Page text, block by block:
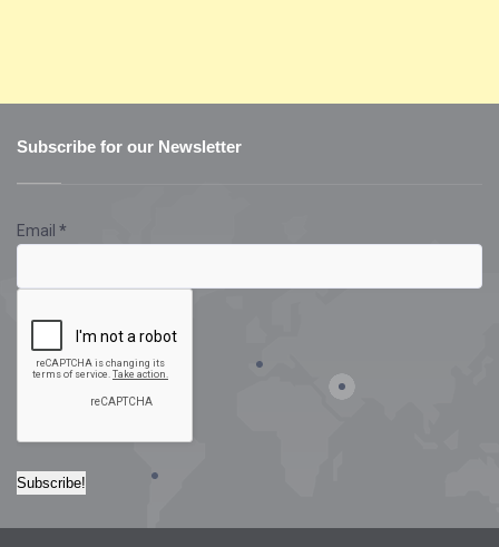
Subscribe for our Newsletter
Email *